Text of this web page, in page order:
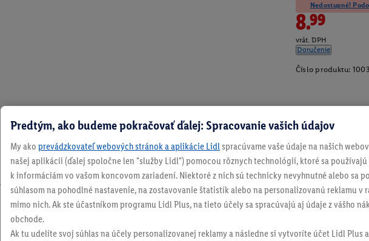
Nedostupné!
8.99
vrát. DPH
Doručenie
Číslo produktu:
Predtým, ako budeme pokračovať ďalej: Spracovanie vašich údajov
My ako prevádzkovateľ webových stránok a aplikácie Lidl spracúvame vaše údaje na našich
našej aplikácii (ďalej spoločne len "služby Lidl") pomocou rôznych technológií, ktoré sa
k informáciám vo vašom koncovom zariadení. Niektoré z nich sú technicky nevyhnutné alebo sa
súhlasom na pohodlné nastavenie, na zostavovanie štatistík alebo na personalizovanú reklamu v
mimo nich. Ak ste účastníkom programu Lidl Plus, na tieto účely sa spracúvajú aj údaje z vášho
obchode.
Ak tu udelíte svoj súhlas na účely personalizovanej reklamy a následne si vytvoríte účet Lidl Plus